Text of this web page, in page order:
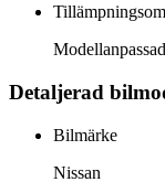
Modellanpassad
Detaljerad
Bilmärke
Nissan